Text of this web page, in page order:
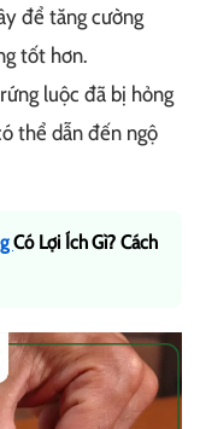
để tăng cường
tốt hơn.
luộc đã bị hỏng
thể dẫn đến ngộ
Có Lợi Ích Gì? Cách